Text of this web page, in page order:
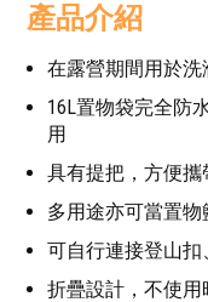
產品介紹
在露營期間用於
16L置物袋完全防
用
具有提把，方便攜
多用途亦可當置
可自行連接登山扣
折疊設計，不使